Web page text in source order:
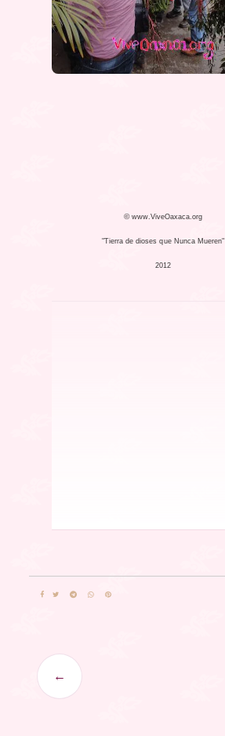
©www.ViveOaxaca.org
"Tierra de dioses que Nunca Mueren"
2012
←